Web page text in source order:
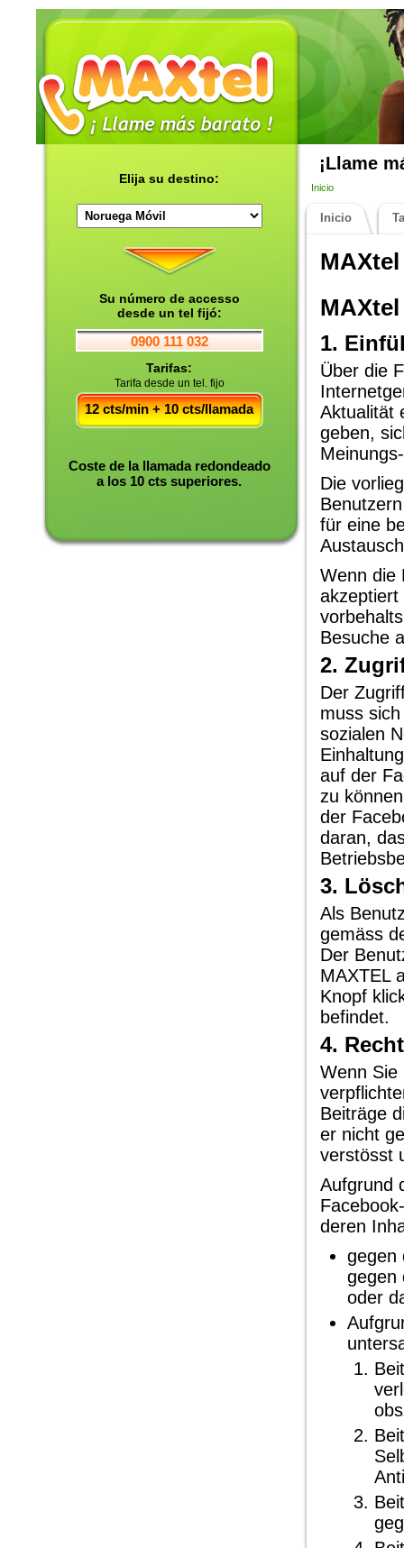
Elija su destino:
Su número de accesso
desde un tel fijó:
0900 111 032
Tarifas:
Tarifa desde un tel. fijo
12 cts/min + 10 cts/llamada
Coste de la llamada redondeado
a los 10 cts superiores.
¡Llame
Inicio
Inicio
1.
Über die
Aktualität
geben,
Die
für eine
Wenn die
akzeptiert
Besuche
2.
Der
muss
sozialen
auf der
zu
der
daran,
3.
Als
gemäss
Der
MAXTEL
Knopf
befindet.
4.
Wenn Sie
Beiträge
er nicht
verstösst
Aufgrund
deren
gegen
gegen
oder